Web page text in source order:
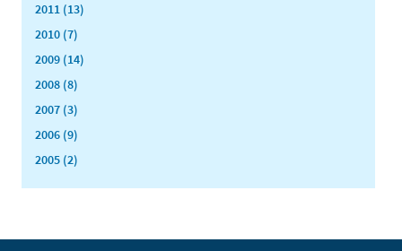
2011 (13)
2010 (7)
2009 (14)
2008 (8)
2007 (3)
2006 (9)
2005 (2)